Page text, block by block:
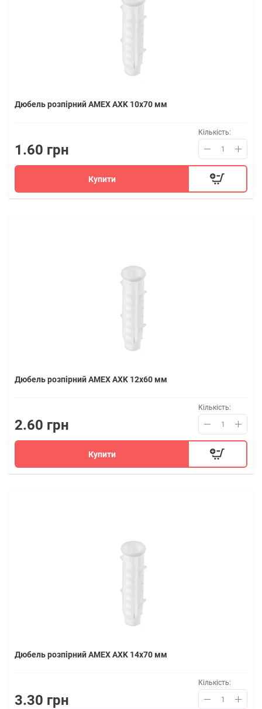
Дюбель розпірний AMEX AXK 10x70 мм
1.60 грн
Кількість:
Купити
Дюбель розпірний AMEX AXK 12x60 мм
2.60 грн
Кількість:
Купити
Дюбель розпірний AMEX AXK 14x70 мм
3.30 грн
Кількість: